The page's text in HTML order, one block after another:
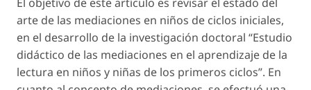
arte de las mediaciones en niños de ciclos iniciales,
en el desarrollo de la investigación doctoral “Estudio
didáctico de las mediaciones en el aprendizaje de la
lectura en niños y niñas de los primeros ciclos”. En